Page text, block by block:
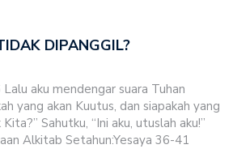
DIPANGGIL?
Lalu aku mendengar suara Tuhan
yang akan Kuutus, dan siapakah yang
Sahutku, “Ini aku, utuslah aku!”
Alkitab Setahun:Yesaya 36-41